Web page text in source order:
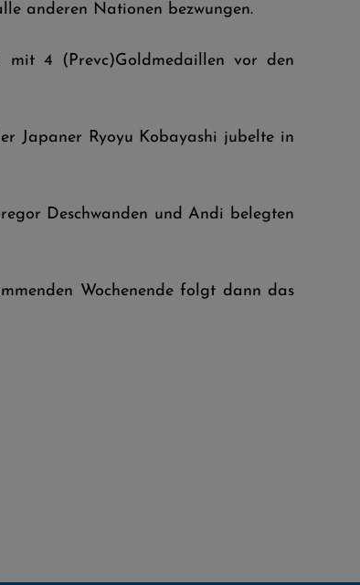
anderen Nationen bezwungen.
mit 4 (Prevc)Goldmedaillen vor den
Japaner Ryoyu Kobayashi jubelte in
Deschwanden und Andi belegten
Wochenende folgt dann das